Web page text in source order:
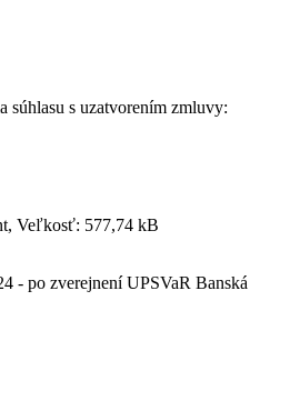
súhlasu s uzatvorením zmluvy:
Veľkosť: 577,74 kB
- po zverejnení UPSVaR Banská